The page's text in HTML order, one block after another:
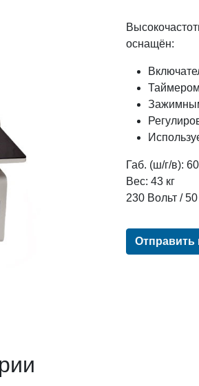
оснащён:
Таймером
Габ. (ш/г/в):
Вес: 43 кг
230 Вольт /
Отправить